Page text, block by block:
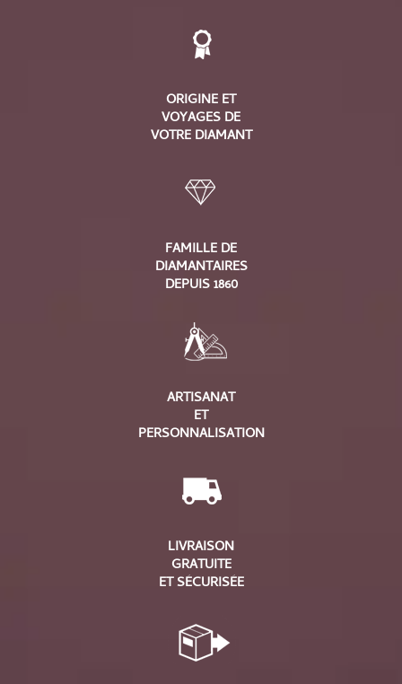
ORIGINE ET
VOYAGES DE
VOTRE DIAMANT
FAMILLE DE
DIAMANTAIRES
DEPUIS 1860
ARTISANAT
ET
PERSONNALISATION
LIVRAISON
GRATUITE
ET SÉCURISÉE